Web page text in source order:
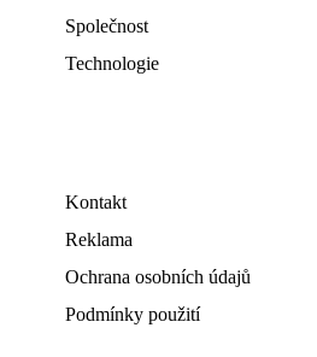
Společnost
Technologie
Kontakt
Reklama
Ochrana osobních údajů
Podmínky použití